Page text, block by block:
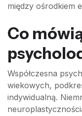
między ośrodkiem
Co
Współczesna
wiekowych,
indywidualną.